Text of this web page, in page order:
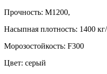
Прочность: М1200,
Насыпная плотность: 1400
Морозостойкость: F300
Цвет: серый